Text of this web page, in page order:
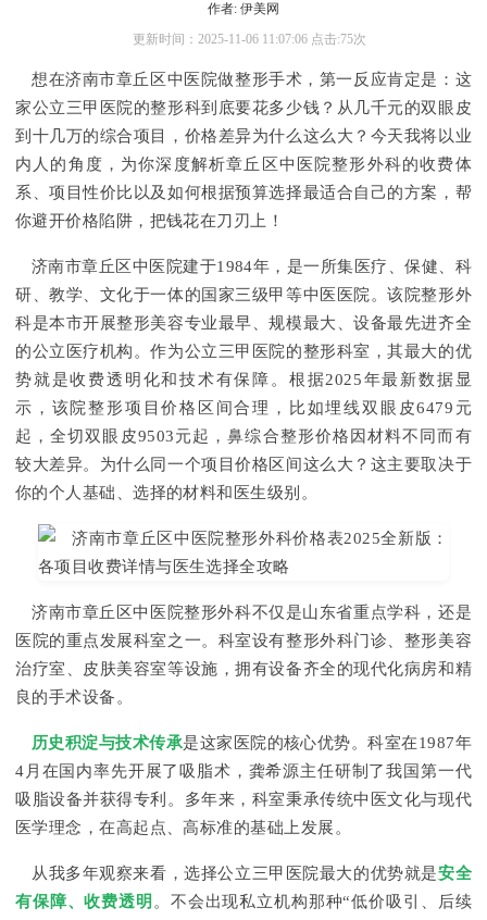
作者: 伊美网
更新时间：2025-11-06 11:07:06 点击:75次
想在济南市章丘区中医院做整形手术，第一反应肯定是：这
家公立三甲医院的整形科到底要花多少钱？从几千元的双眼皮
到十几万的综合项目，价格差异为什么这么大？今天我将以业
内人的角度，为你深度解析章丘区中医院整形外科的收费体
系、项目性价比以及如何根据预算选择最适合自己的方案，帮
你避开价格陷阱，把钱花在刀刃上！
济南市章丘区中医院建于1984年，是一所集医疗、保健、科
研、教学、文化于一体的国家三级甲等中医医院。该院整形外
科是本市开展整形美容专业最早、规模最大、设备最先进齐全
的公立医疗机构。作为公立三甲医院的整形科室，其最大的优
势就是收费透明化和技术有保障。根据2025年最新数据显
示，该院整形项目价格区间合理，比如埋线双眼皮6479元
起，全切双眼皮9503元起，鼻综合整形价格因材料不同而有
较大差异。为什么同一个项目价格区间这么大？这主要取决于
你的个人基础、选择的材料和医生级别。
济南市章丘区中医院整形外科不仅是山东省重点学科，还是
医院的重点发展科室之一。科室设有整形外科门诊、整形美容
治疗室、皮肤美容室等设施，拥有设备齐全的现代化病房和精
良的手术设备。
历史积淀与技术传承是这家医院的核心优势。科室在1987年
4月在国内率先开展了吸脂术，龚希源主任研制了我国第一代
吸脂设备并获得专利。多年来，科室秉承传统中医文化与现代
医学理念，在高起点、高标准的基础上发展。
从我多年观察来看，选择公立三甲医院最大的优势就是安全
有保障、收费透明 。不会出现私立机构那种“低价吸引、后续